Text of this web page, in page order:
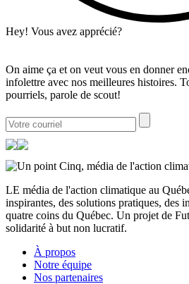
Hey! Vous avez apprécié?
On aime ça et on veut vous en donner
infolettre avec nos meilleures histoires.
pourriels, parole de scout!
LE média de l'action climatique au
inspirantes, des solutions pratiques, des
quatre coins du Québec. Un projet de
solidarité à but non lucratif.
À propos
Notre équipe
Nos partenaires